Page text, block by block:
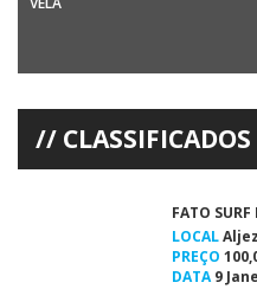
Vela – Campeonato de Classes
Radial Inês Sobral, […]
CLASSIFICADOS
FATO SURF
LOCAL
PREÇO
DATA9